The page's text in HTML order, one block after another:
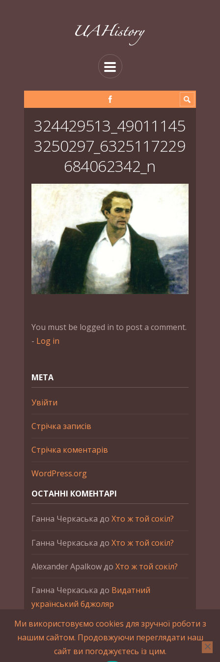
324429513_49011145
3250297_6325117229
684062342_n
You must be logged in to post a comment.
- Log in
МЕТА
Увійти
Стрічка записів
Стрічка коментарів
WordPress.org
ОСТАННІ КОМЕНТАРІ
Ганна Черкаська до Хто ж той сокіл?
Ганна Черкаська до Хто ж той сокіл?
Alexander Apalkowдо Хто ж той сокіл?
Ганна Черкаська до Видатний
український бджоляр
Ганна ЧеркаськадоПетро Франко
2015-2023 © UAHistory Всі права застережено.
Ми використовуємо cookies для зручної роботи з
нашим сайтом. Продовжуючи переглядати наш
сайт ви погоджуєтесь із цим.